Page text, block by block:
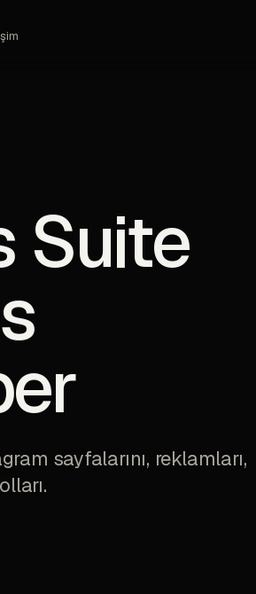
Suite
sayfalarını, reklamları,